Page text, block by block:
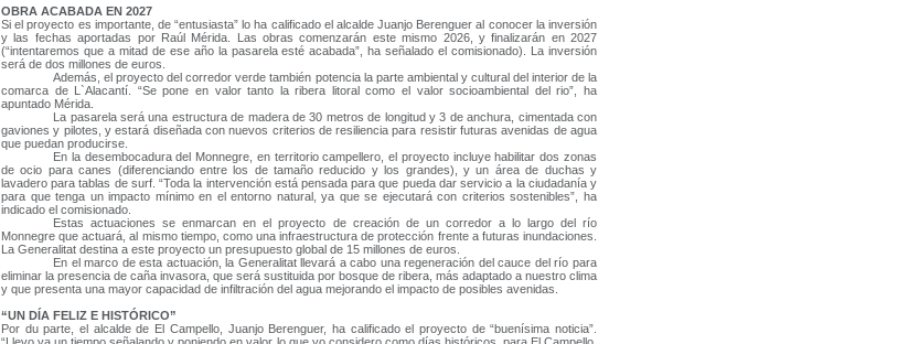
OBRA ACABADA EN 2027
Si el proyecto es importante, de “entusiasta” lo ha calificado el alcalde Juanjo Berenguer al conocer la inversión
y las fechas aportadas por Raúl Mérida. Las obras comenzarán este mismo 2026, y finalizarán en 2027
(“intentaremos que a mitad de ese año la pasarela esté acabada”, ha señalado el comisionado). La inversión
será de dos millones de euros.
Además, el proyecto del corredor verde también potencia la parte ambiental y cultural del interior de la
comarca de L`Alacantí. “Se pone en valor tanto la ribera litoral como el valor socioambiental del rio”, ha
apuntado Mérida.
La pasarela será una estructura de madera de 30 metros de longitud y 3 de anchura, cimentada con
gaviones y pilotes, y estará diseñada con nuevos criterios de resiliencia para resistir futuras avenidas de agua
que puedan producirse.
En la desembocadura del Monnegre, en territorio campellero, el proyecto incluye habilitar dos zonas
de ocio para canes (diferenciando entre los de tamaño reducido y los grandes), y un área de duchas y
lavadero para tablas de surf. “Toda la intervención está pensada para que pueda dar servicio a la ciudadanía y
para que tenga un impacto mínimo en el entorno natural, ya que se ejecutará con criterios sostenibles”, ha
indicado el comisionado.
Estas actuaciones se enmarcan en el proyecto de creación de un corredor a lo largo del río
Monnegre que actuará, al mismo tiempo, como una infraestructura de protección frente a futuras inundaciones.
La Generalitat destina a este proyecto un presupuesto global de 15 millones de euros.
En el marco de esta actuación, la Generalitat llevará a cabo una regeneración del cauce del río para
eliminar la presencia de caña invasora, que será sustituida por bosque de ribera, más adaptado a nuestro clima
y que presenta una mayor capacidad de infiltración del agua mejorando el impacto de posibles avenidas.
“UN DÍA FELIZ E HISTÓRICO”
Por du parte, el alcalde de El Campello, Juanjo Berenguer, ha calificado el proyecto de “buenísima noticia”.